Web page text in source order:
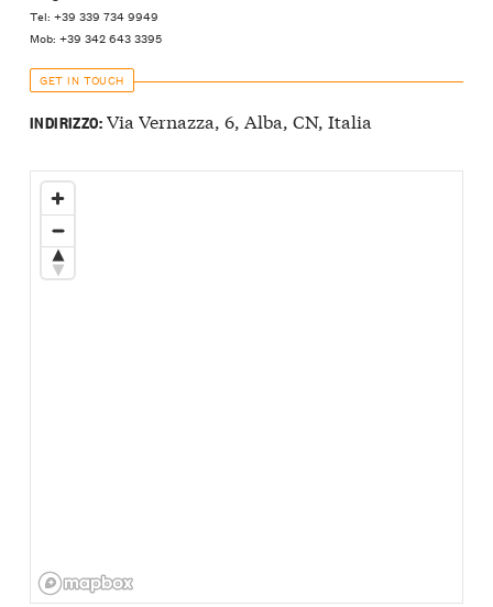
Tel: +39 339 734 9949
Mob: +39 342 643 3395
GET IN TOUCH
INDIRIZZO:Via Vernazza, 6, Alba, CN, Italia